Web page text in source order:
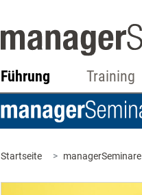
Führung Training
Startseite managerSeminare